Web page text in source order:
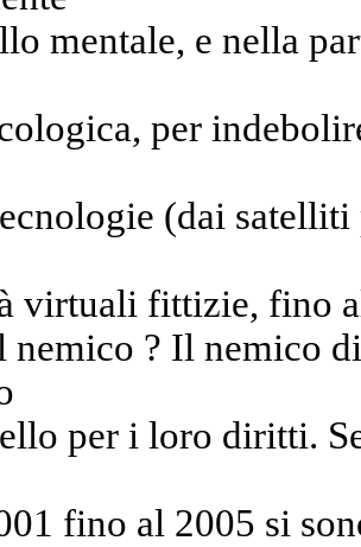
mentale, e nella
per
(dai
virtuali fittizie, fino
nemico ? Il nemico
per i loro diritti.
fino al 2005 si